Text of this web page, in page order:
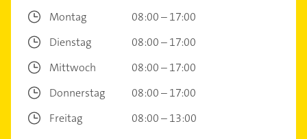
Montag
08:00 – 17:00
Dienstag
08:00 – 17:00
Mittwoch
08:00 – 17:00
Donnerstag
08:00 – 17:00
Freitag
08:00 – 13:00